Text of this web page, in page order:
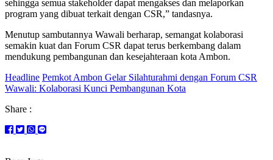
sehingga semua stakeholder dapat mengakses dan melaporkan
program yang dibuat terkait dengan CSR,” tandasnya.
Menutup sambutannya Wawali berharap, semangat kolaborasi
semakin kuat dan Forum CSR dapat terus berkembang dalam
mendukung pembangunan dan kesejahteraan kota Ambon.
Headline Pemkot Ambon Gelar Silahturahmi dengan Forum CSR
Wawali: Kolaborasi Kunci Pembangunan Kota
Share :